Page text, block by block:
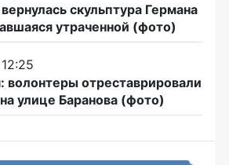
скульптура Германа
утраченной (фото)
отреставрировали
улице Баранова (фото)